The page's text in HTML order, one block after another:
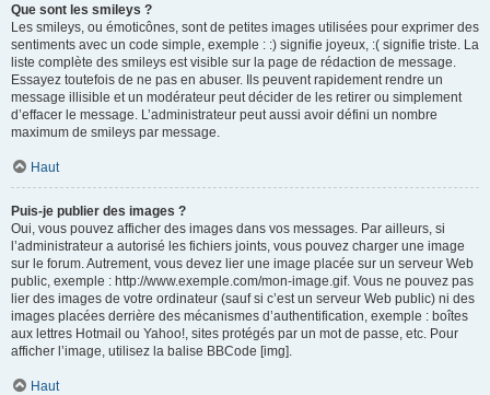
Que sont les smileys ?
Les smileys, ou émoticônes, sont de petites images utilisées pour exprimer des
sentiments avec un code simple, exemple : :) signifie joyeux, :( signifie triste. La
liste complète des smileys est visible sur la page de rédaction de message.
Essayez toutefois de ne pas en abuser. Ils peuvent rapidement rendre un
message illisible et un modérateur peut décider de les retirer ou simplement
d’effacer le message. L’administrateur peut aussi avoir défini un nombre
maximum de smileys par message.
Haut
Puis-je publier des images ?
Oui, vous pouvez afficher des images dans vos messages. Par ailleurs, si
l’administrateur a autorisé les fichiers joints, vous pouvez charger une image
sur le forum. Autrement, vous devez lier une image placée sur un serveur Web
public, exemple : http://www.exemple.com/mon-image.gif. Vous ne pouvez pas
lier des images de votre ordinateur (sauf si c’est un serveur Web public) ni des
images placées derrière des mécanismes d’authentification, exemple : boîtes
aux lettres Hotmail ou Yahoo!, sites protégés par un mot de passe, etc. Pour
afficher l’image, utilisez la balise BBCode [img].
Haut